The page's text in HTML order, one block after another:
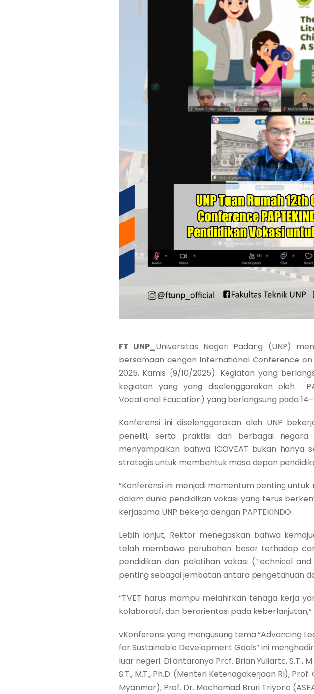
FT UNP_ Universitas Negeri Padang (UNP)
bersamaan dengan International Conference
2025, Kamis (9/10/2025). Kegiatan yang
kegiatan yang yang diselenggarakan oleh
Vocational Education) yang berlangsung pada
Konferensi ini diselenggarakan oleh UNP
peneliti, serta praktisi dari berbagai negara.
menyampaikan bahwa ICOVEAT bukan
strategis untuk membentuk masa depan
“Konferensi ini menjadi momentum penting
dalam dunia pendidikan vokasi yang terus
kerjasama UNP bekerja dengan PAPTEKINDO .
Lebih lanjut, Rektor menegaskan bahwa
telah membawa perubahan besar terhadap
pendidikan dan pelatihan vokasi (Technical
penting sebagai jembatan antara pengetahuan
“TVET harus mampu melahirkan tenaga kerja
kolaboratif, dan berorientasi pada
vKonferensi yang mengusung tema “Advancing
for Sustainable Development Goals” ini
luar negeri. Di antaranya Prof. Brian Yuliarto, S.T.,
S.T., M.T., Ph.D. (Menteri Ketenagakerjaan RI),
Myanmar), Prof. Dr. Mochamad Bruri Triyono